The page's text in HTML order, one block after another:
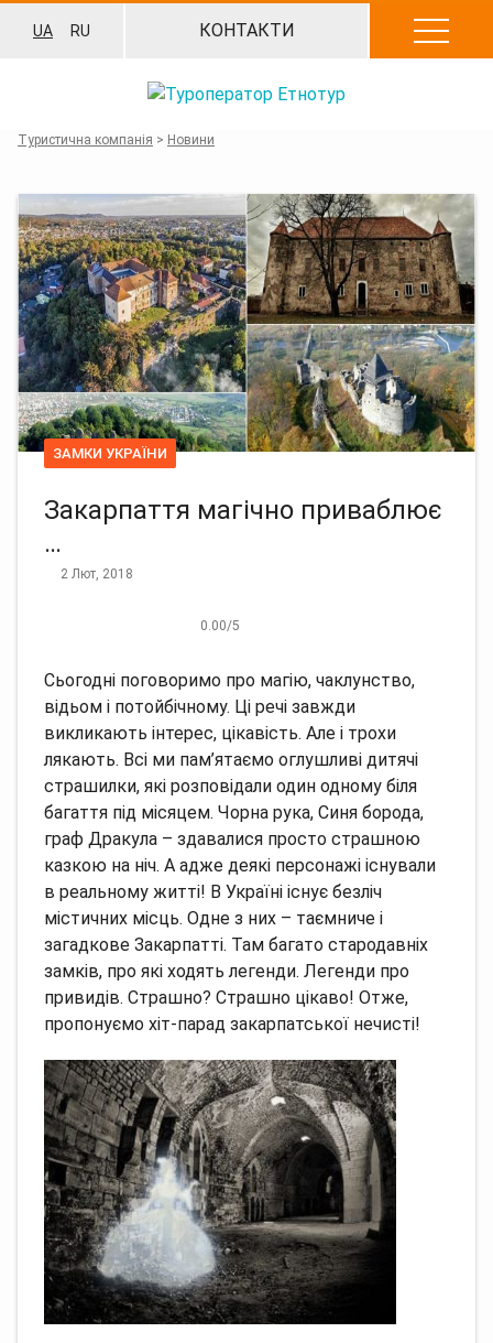
UA RU КОНТАКТИ
Туристична компанія > Новини
ЗАМКИ УКРАЇНИ
Закарпаття магічно приваблює
…
2 Лют, 2018
0.00/5
Сьогодні поговоримо про магію, чаклунство,
відьом і потойбічному. Ці речі завжди
викликають інтерес, цікавість. Але і трохи
лякають. Всі ми пам’ятаємо оглушливі дитячі
страшилки, які розповідали один одному біля
багаття під місяцем. Чорна рука, Синя борода,
граф Дракула – здавалися просто страшною
казкою на ніч. А адже деякі персонажі існували
в реальному житті! В Україні існує безліч
містичних місць. Одне з них – таємниче і
загадкове Закарпатті. Там багато стародавніх
замків, про які ходять легенди. Легенди про
привидів. Страшно? Страшно цікаво! Отже,
пропонуємо хіт-парад закарпатської нечисті!